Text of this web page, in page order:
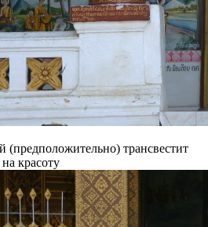
трансвестит
красоту